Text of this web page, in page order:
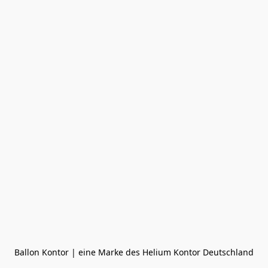
Ballon Kontor | eine Marke des Helium Kontor Deutschland